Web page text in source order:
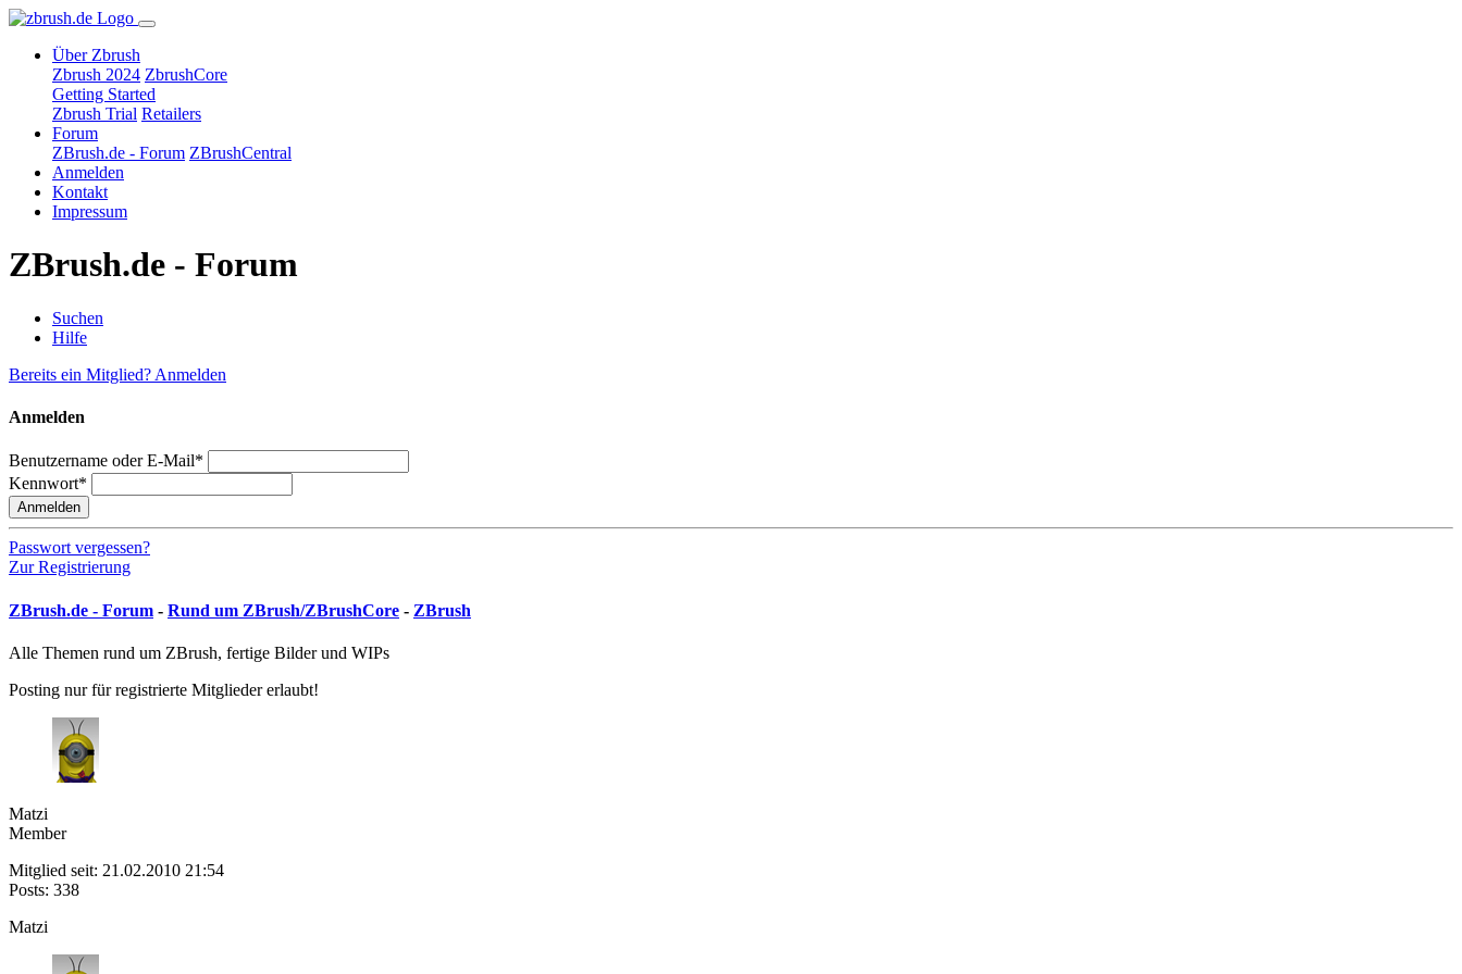
Über Zbrush
Zbrush 2024 ZbrushCore
Getting Started
Zbrush Trial Retailers
Forum
ZBrush.de - Forum ZBrushCentral
Anmelden
Kontakt
Impressum
ZBrush.de - Forum
Suchen
Hilfe
Bereits ein Mitglied? Anmelden
Anmelden
Benutzername oder E-Mail*
Kennwort*
Anmelden
Passwort vergessen?
Zur Registrierung
ZBrush.de - Forum - Rund um ZBrush/ZBrushCore - ZBrush
Alle Themen rund um ZBrush, fertige Bilder und WIPs
Posting nur für registrierte Mitglieder erlaubt!
Matzi
Member
Mitglied seit: 21.02.2010 21:54
Posts: 338
Matzi